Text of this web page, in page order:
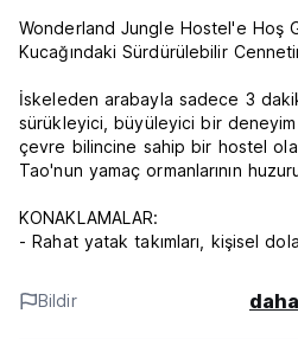
Wonderland Jungle Hostel'e Hoş
Kucağındaki Sürdürülebilir
İskeleden arabayla sadece 3
sürükleyici, büyüleyici bir deneyim
çevre bilincine sahip bir hostel
Tao'nun yamaç ormanlarının
KONAKLAMALAR:
- Rahat yatak takımları, kişisel
rahatlayın.
Bildir